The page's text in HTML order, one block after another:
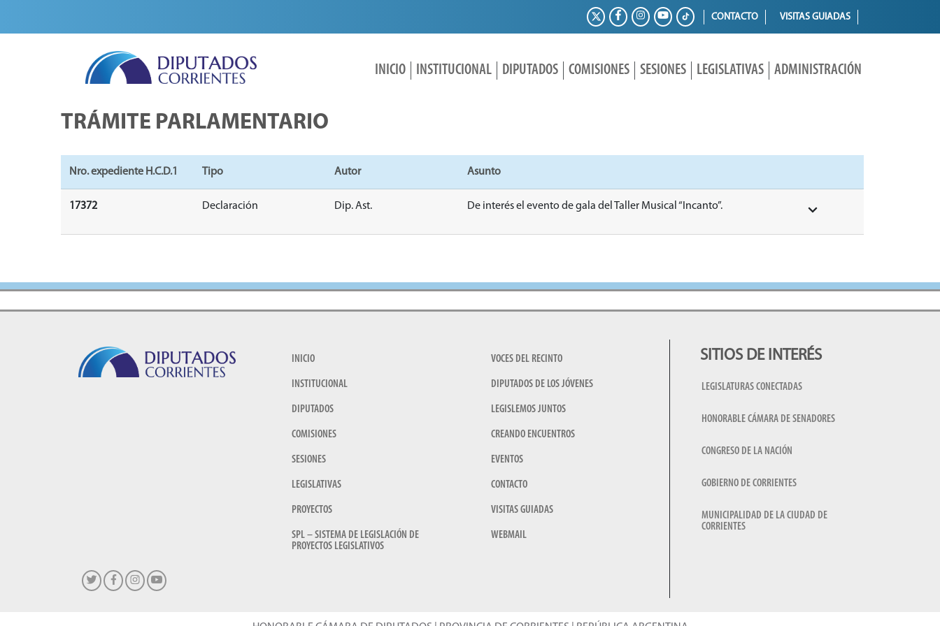
CONTACTO VISITAS GUIADAS
INICIO INSTITUCIONAL DIPUTADOS COMISIONES SESIONES LEGISLATIVAS ADMINISTRACIÓN
TRÁMITE PARLAMENTARIO
Nro. expediente H.C.D.1 Tipo Autor Asunto
17372 Declaración Dip. Ast. De interés el evento de gala del Taller Musical “Incanto”.
INICIO
INSTITUCIONAL
DIPUTADOS
COMISIONES
SESIONES
LEGISLATIVAS
PROYECTOS
SPL – SISTEMA DE LEGISLACIÓN DE
PROYECTOS LEGISLATIVOS
VOCES DEL RECINTO
DIPUTADOS DE LOS JÓVENES
LEGISLEMOS JUNTOS
CREANDO ENCUENTROS
EVENTOS
CONTACTO
VISITAS GUIADAS
WEBMAIL
SITIOS DE INTERÉS
LEGISLATURAS CONECTADAS
HONORABLE CÁMARA DE SENADORES
CONGRESO DE LA NACIÓN
GOBIERNO DE CORRIENTES
MUNICIPALIDAD DE LA CIUDAD DE
CORRIENTES